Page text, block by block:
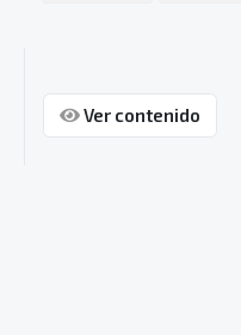
Ver contenido